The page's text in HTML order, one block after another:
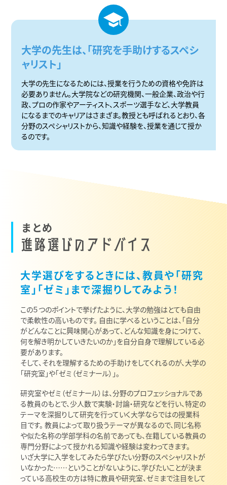
大学の先生は、「研究を手助けするスペシ
ャリスト」
大学の先生になるためには、授業を行うための資格や免許は
必要ありません。大学院などの研究機関、一般企業、政治や行
政、プロの作家やアーティスト、スポーツ選手など、大学教員
になるまでのキャリアはさまざま。教授とも呼ばれるとおり、各
分野のスペシャリストから、知識や経験を、授業を通じて授か
るのです。
ま とめ
進路選びの ア ドバイ ス
大学選びをするときには、教員や「研究
室」「ゼミ」まで深掘りしてみよう！
この５つのポイントで挙げたように、大学の勉強はとても自由
で柔軟性の高いものです。 自由に学べるということは、「自分
がどんなことに興味関心があって、どんな知識を身につけて、
何を解き明かしていきたいのか」を自分自身で理解している必
要があります。
そして、それを理解するための手助けをしてくれるのが、大学の
「研究室」や「ゼミ（ゼミナール）」。
研究室やゼミ（ゼミナール）は、分野のプロフェッショナルであ
る教員のもとで、少人数で実験・討論・研究などを行い、特定の
テーマを深掘りして研究を行っていく大学ならではの授業科
目です。 教員によって取り扱うテーマが異なるので、同じ名称
や似た名称の学部学科の名前であっても、在籍している教員の
専門分野によって授かれる知識や経験は変わってきます。
いざ大学に入学をしてみたら学びたい分野のスペシャリストが
いなかった……ということがないように、学びたいことが決ま
っている高校生の方は特に教員や研究室、ゼミまで注目をして